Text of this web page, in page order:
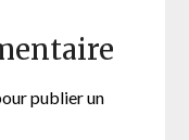
publier un